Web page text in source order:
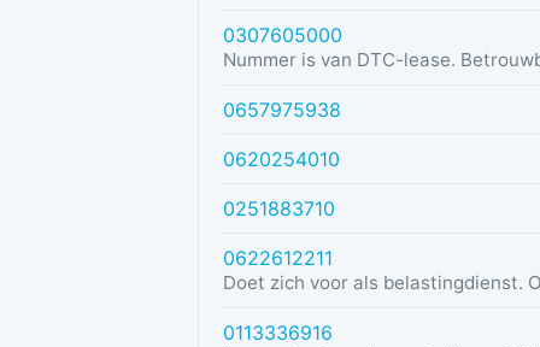
0307605000
Nummer is van DTC-lease.
0657975938
0620254010
0251883710
0622612211
0113336916